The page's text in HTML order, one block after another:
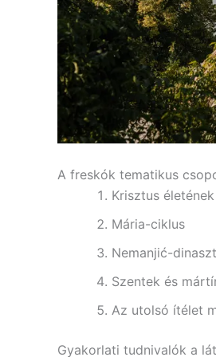
A freskók tematikus
Krisztus
Mária-ciklus
Nemanjić-
Szentek és
Az utolsó ítélet
Gyakorlati tudnivalók a